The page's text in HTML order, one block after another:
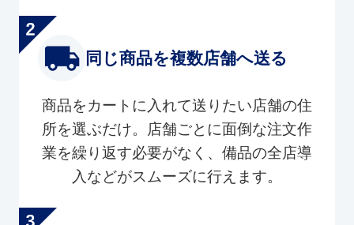
同じ商品を複数店舗へ送る
商品をカートに入れて送りたい店舗の住
所を選ぶだけ。店舗ごとに面倒な注文作
業を繰り返す必要がなく、備品の全店導
入などがスムーズに行えます。